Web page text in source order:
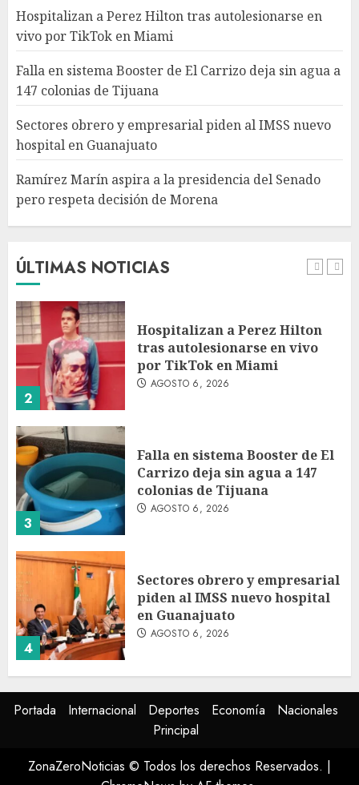
Hospitalizan a Perez Hilton tras autolesionarse en
vivo por TikTok en Miami
Falla en sistema Booster de El Carrizo deja sin agua a
147 colonias de Tijuana
Sectores obrero y empresarial piden al IMSS nuevo
hospital en Guanajuato
Ramírez Marín aspira a la presidencia del Senado
pero respeta decisión de Morena
ÚLTIMAS NOTICIAS
4
AGOSTO 6, 2026
5
Ramírez Marín aspira a la
presidencia del Senado pero
respeta decisión de Morena
AGOSTO 6, 2026
1
Detienen a persona por
intentar cobrar cheque falso
AGOSTO 6, 2026
2
Hospitalizan a Perez Hilton
tras autolesionarse en vivo
por TikTok en Miami
AGOSTO 6, 2026
3
Falla en sistema Booster de El
Carrizo deja sin agua a 147
colonias de Tijuana
AGOSTO 6, 2026
4
Sectores obrero y empresarial
piden al IMSS nuevo hospital
en Guanajuato
AGOSTO 6, 2026
5
Ramírez Marín aspira a la
presidencia del Senado pero
respeta decisión de Morena
AGOSTO 6, 2026
Portada Internacional Deportes Economía
Nacionales
Principal
ZonaZeroNoticias © Todos los derechos Reservados. |